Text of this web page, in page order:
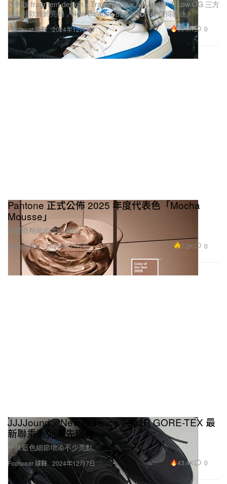
Footwear 球鞋
市售版 fragment design x Travis Scott x Air Jordan 1 Low OG 三方
聯名鞋款終於亮相，New Balance 的多款合作亦值得關注。
2024年12月7日 55.0K 0
Design 設計
Pantone 正式公佈 2025 年度代表色「Mocha
Mousse」
溫暖而精緻的摩卡慕斯。
2024年12月7日 7.2K 0
Footwear 球鞋
JJJJound x New Balance 2002R GORE-TEX 最
新聯乘系列率先曝光
一抹藍色細節增添不少亮點。
2024年12月7日 43.4K 0